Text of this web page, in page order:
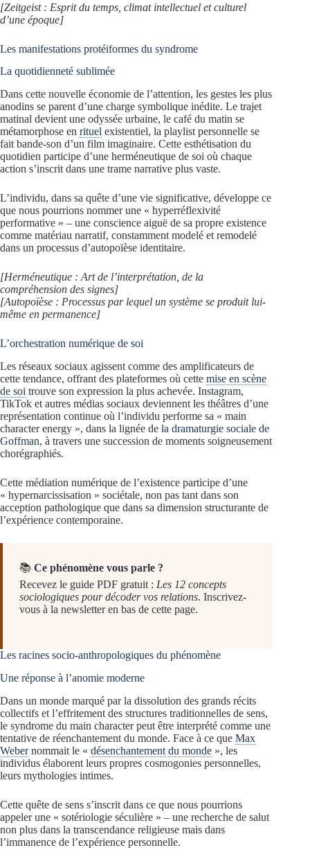
[Zeitgeist : Esprit du temps, climat intellectuel et culturel
d’une époque]
Les manifestations protéiformes du syndrome
La quotidienneté sublimée
Dans cette nouvelle économie de l’attention, les gestes les plus
anodins se parent d’une charge symbolique inédite. Le trajet
matinal devient une odyssée urbaine, le café du matin se
métamorphose en rituel existentiel, la playlist personnelle se
fait bande-son d’un film imaginaire. Cette esthétisation du
quotidien participe d’une herméneutique de soi où chaque
action s’inscrit dans une trame narrative plus vaste.
L’individu, dans sa quête d’une vie significative, développe ce
que nous pourrions nommer une « hyperréflexivité
performative » – une conscience aiguë de sa propre existence
comme matériau narratif, constamment modelé et remodelé
dans un processus d’autopoïèse identitaire.
[Herméneutique : Art de l’interprétation, de la
compréhension des signes]
[Autopoïèse : Processus par lequel un système se produit lui-
même en permanence]
L’orchestration numérique de soi
Les réseaux sociaux agissent comme des amplificateurs de
cette tendance, offrant des plateformes où cette mise en scène
de soi trouve son expression la plus achevée. Instagram,
TikTok et autres médias sociaux deviennent les théâtres d’une
représentation continue où l’individu performe sa « main
character energy », dans la lignée de la dramaturgie sociale de
Goffman, à travers une succession de moments soigneusement
chorégraphiés.
Cette médiation numérique de l’existence participe d’une
« hypernarcissisation » sociétale, non pas tant dans son
acception pathologique que dans sa dimension structurante de
l’expérience contemporaine.
📚 Ce phénomène vous parle ?
Recevez le guide PDF gratuit : Les 12 concepts
sociologiques pour décoder vos relations. Inscrivez-
vous à la newsletter en bas de cette page.
Les racines socio-anthropologiques du phénomène
Une réponse à l’anomie moderne
Dans un monde marqué par la dissolution des grands récits
collectifs et l’effritement des structures traditionnelles de sens,
le syndrome du main character peut être interprété comme une
tentative de réenchantement du monde. Face à ce que Max
Webernommait le « désenchantement du monde », les
individus élaborent leurs propres cosmogonies personnelles,
leurs mythologies intimes.
Cette quête de sens s’inscrit dans ce que nous pourrions
appeler une « sotériologie séculière » – une recherche de salut
non plus dans la transcendance religieuse mais dans
l’immanence de l’expérience personnelle.